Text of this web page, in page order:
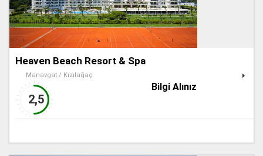
Heaven Beach Resort & Spa
Manavgat / Kızılağaç
2,5
Bilgi Alınız